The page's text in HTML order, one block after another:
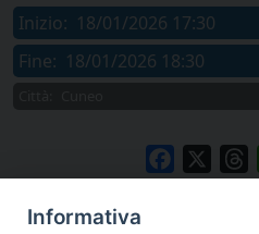
Inizio: 18/01/2026 17:30
Fine: 18/01/2026 18:30
Facebook
Informativa